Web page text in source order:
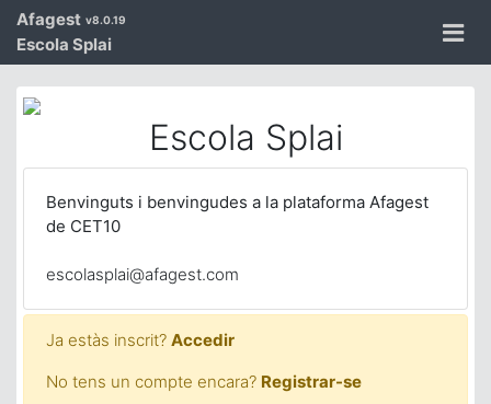
Afagest v8.0.19
Escola Splai
Escola Splai
Benvinguts i benvingudes a la plataforma Afagest
de CET10
escolasplai@afagest.com
Ja estàs inscrit? Accedir
No tens un compte encara? Registrar-se